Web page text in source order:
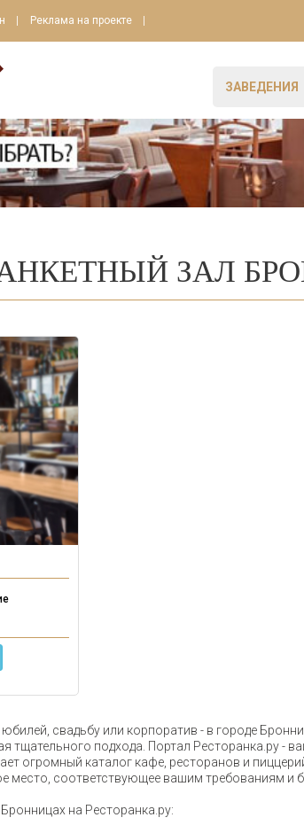
Реклама на проекте
ЗАВЕДЕНИЯ
ЗАЛ
свадьбу или корпоратив - в городе
тщательного подхода. Портал Ресторанка.ру -
огромный каталог кафе, ресторанов и
место, соответствующее вашим требованиям и
на Ресторанка.ру: